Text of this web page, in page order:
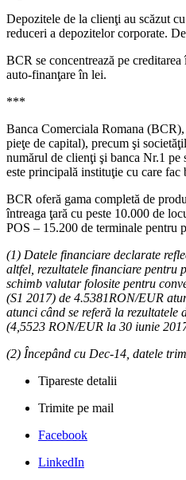
Depozitele de la clienţi au scăzut
reduceri a depozitelor corporate.
BCR se concentrează pe
auto-finanţare în lei.
***
Banca Comerciala Romana
pieţe de capital), precum şi
numărul de clienţi şi banca Nr.1
este principală instituţie cu care fac
BCR oferă gama completă de
întreaga ţară cu peste 10.000 de
POS – 15.200 de terminale pentru
(1) Datele financiare declarate
altfel, rezultatele financiare pentru
schimb valutar folosite pentru
(S1 2017) de 4.5381RON/EUR
atunci când se referă la
(4,5523 RON/EUR la 30 iunie
(2) Începând cu Dec-14, datele
Tipareste detalii
Trimite pe mail
Facebook
LinkedIn